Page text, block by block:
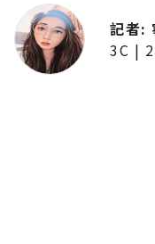
記者:
3C |